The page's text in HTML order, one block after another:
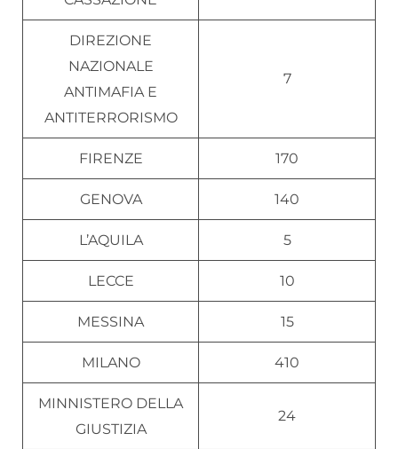
DIREZIONE
NAZIONALE
ANTIMAFIA E
ANTITERRORISMO
7
FIRENZE 170
GENOVA 140
L’AQUILA 5
LECCE 10
MESSINA 15
MILANO 410
MINNISTERO DELLA
GIUSTIZIA
24